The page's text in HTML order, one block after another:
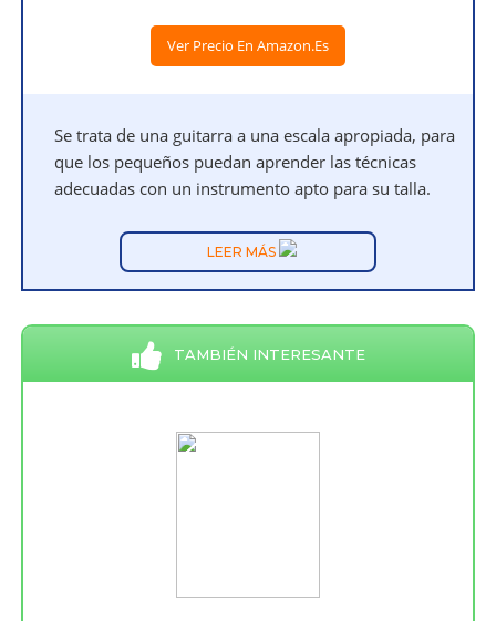
Ver Precio En Amazon.es
Se trata de una guitarra a una escala apropiada, para
que los pequeños puedan aprender las técnicas
adecuadas con un instrumento apto para su talla.
LEER MÁS
TAMBIÉN INTERESANTE